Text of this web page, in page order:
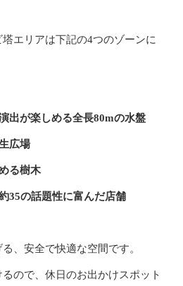
エリアは下記の4つのゾーンに
出が楽しめる全長80mの水盤
広場
る樹木
35の話題性に富んだ店舗
、安全で快適な空間です。
ので、休日のお出かけスポット